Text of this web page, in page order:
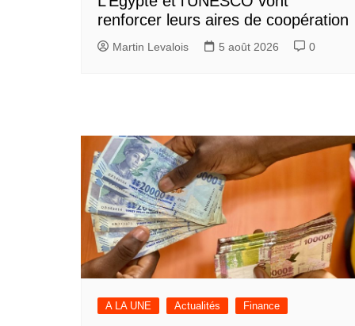
renforcer leurs aires de coopération
Martin Levalois 5 août 2026 0
A LA UNE Actualités Finance